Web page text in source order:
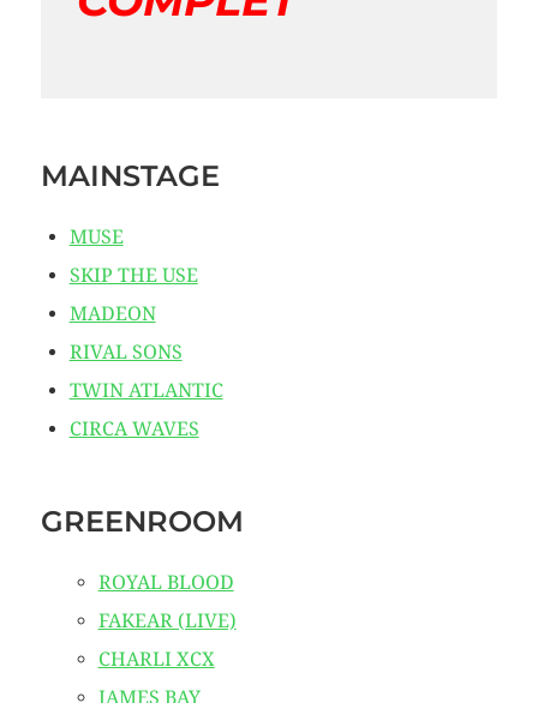
MAINSTAGE
MUSE
SKIP THE USE
MADEON
RIVAL SONS
TWIN ATLANTIC
CIRCA WAVES
GREENROOM
ROYAL BLOOD
FAKEAR (LIVE)
CHARLI XCX
JAMES BAY